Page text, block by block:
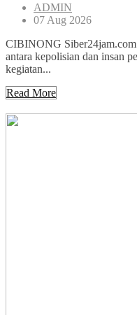
ADMIN
07 Aug 2026
CIBINONG
antara kepolisian dan insan
kegiatan...
Read More